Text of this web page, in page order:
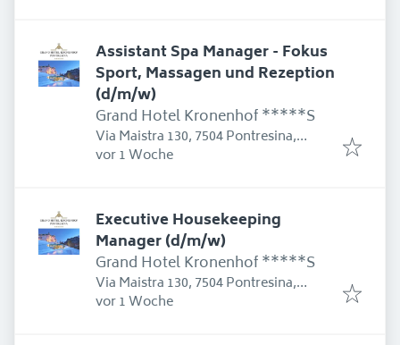
Assistant Spa Manager - Fokus
Sport, Massagen und Rezeption
(d/m/w)
Grand Hotel Kronenhof *****S
Via Maistra 130, 7504 Pontresina,
Schweiz
Erschienen:
vor 1 Woche
Executive Housekeeping
Manager (d/m/w)
Grand Hotel Kronenhof *****S
Via Maistra 130, 7504 Pontresina,
Schweiz
Erschienen:
vor 1 Woche